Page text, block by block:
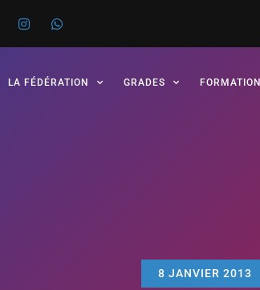
LA FÉDÉRATION GRADES FORMATION
8 JANVIER 2013